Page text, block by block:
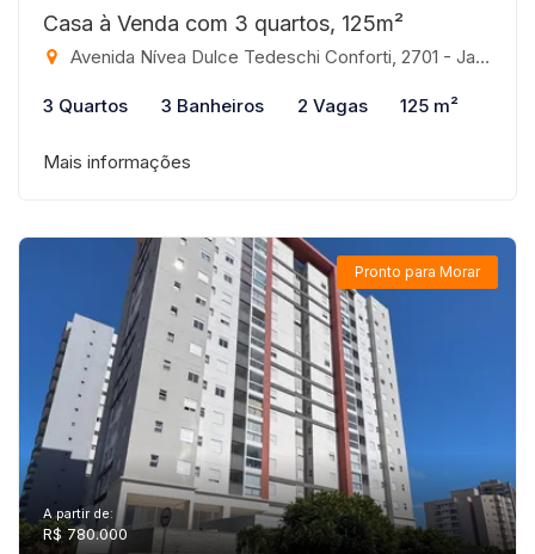
Casa à Venda com 3 quartos, 125m²
Avenida Nívea Dulce Tedeschi Conforti, 2701 - Jardim Marajó, São José do Rio Preto-SP
3 Quartos 3 Banheiros 2 Vagas 125 m²
Mais informações
Pronto para Morar
A partir de:
R$ 780.000